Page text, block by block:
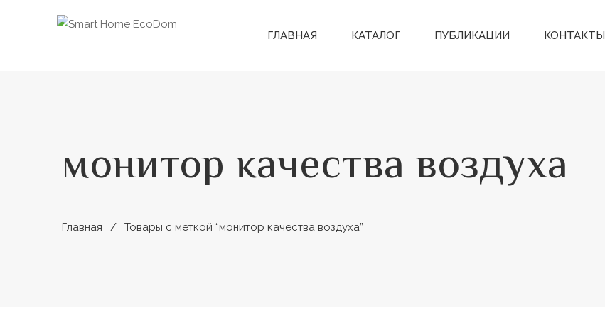
ГЛАВНАЯ КАТАЛОГ ПУБЛИКАЦИИ КОНТАКТЫ
монитор качества воздуха
Главная Товары с меткой “монитор качества воздуха”